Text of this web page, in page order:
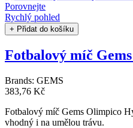
Porovnejte
Rychlý pohled
+ Přidat do košíku
Fotbalový míč
Brands: GEMS
383,76 Kč
Fotbalový míč Gems Olimpico
vhodný i na umělou trávu.